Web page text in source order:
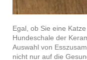
Egal, ob Sie eine
Hundeschale der
Auswahl von
nicht nur auf die